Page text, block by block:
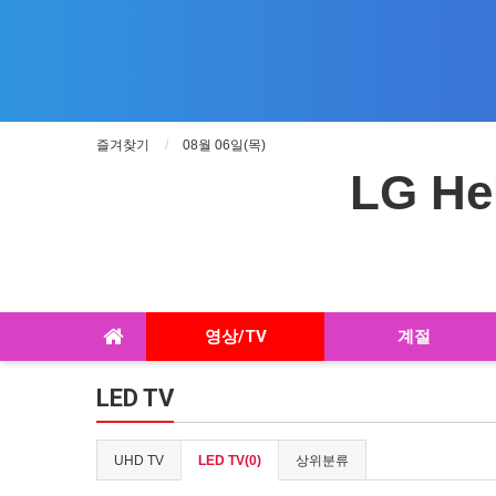
즐겨찾기 08월 06일(목)
LG
영상/TV 계절
LED TV
UHD TV LED TV(0) 상위분류